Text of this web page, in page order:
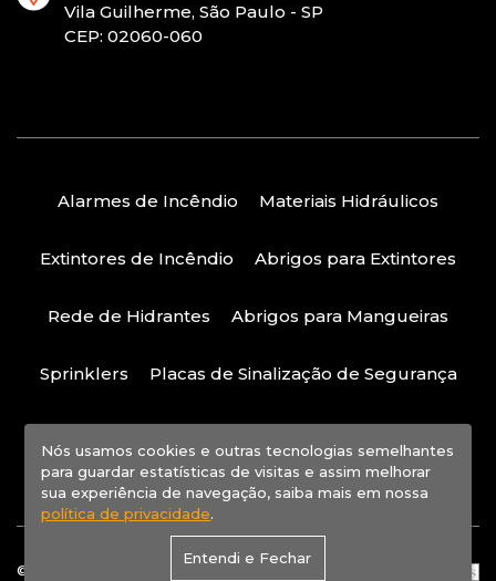
Alarmes de Incêndio Materiais Hidráulicos
Extintores de Incêndio Abrigos para Extintores
Rede de Hidrantes Abrigos para Mangueiras
Sprinklers Placas de Sinalização de Segurança
Vila Guilherme, São Paulo - SP
CEP: 02060-060
© Firex - Solucão Contra Incêndios | 2023
Nós usamos cookies e outras tecnologias semelhantes
para guardar estatísticas de visitas e assim melhorar
sua experiência de navegação, saiba mais em nossa
política de privacidade.
Entendi e Fechar